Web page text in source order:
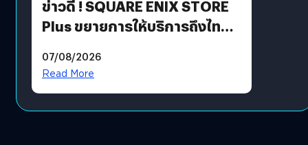
ข่าวดี ! SQUARE ENIX STORE
Plus ขยายการให้บริการถึงไทย
โดยตรง
07/08/2026
Read More